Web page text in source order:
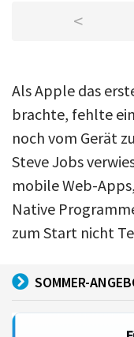
<
Als Apple das
brachte, fehlte
noch vom Gerät
Steve Jobs
mobile Web-
Native
zum Start nicht
SOMMER-